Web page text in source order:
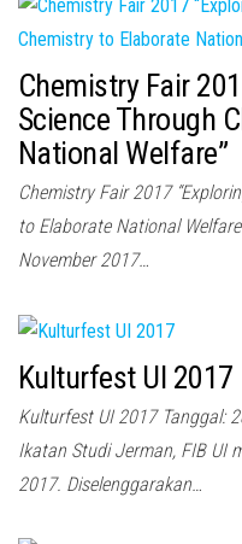
Chemistry Fair
Science Through
National Welfare”
Chemistry Fair 2017
to Elaborate National
November 2017…
Kulturfest UI 2017
Kulturfest UI 2017 Tanggal:
Ikatan Studi Jerman, FIB UI
2017. Diselenggarakan…